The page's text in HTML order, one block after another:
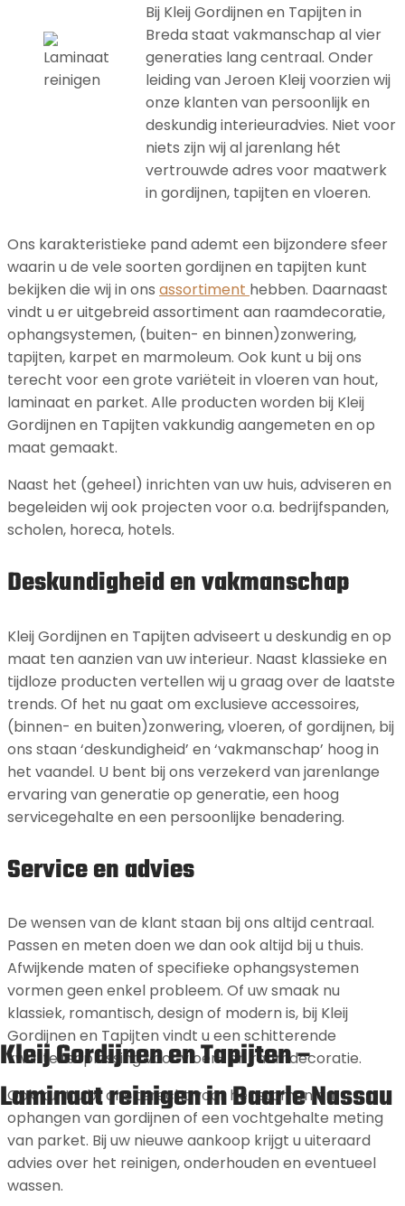
Kleij Gordijnen en Tapijten –
Laminaat reinigen in Baarle Nassau
Bij Kleij Gordijnen en Tapijten in
Breda staat vakmanschap al vier
generaties lang centraal. Onder
leiding van Jeroen Kleij voorzien wij
onze klanten van persoonlijk en
deskundig interieuradvies. Niet voor
niets zijn wij al jarenlang hét
vertrouwde adres voor maatwerk
in gordijnen, tapijten en vloeren.
Ons karakteristieke pand ademt een bijzondere sfeer
waarin u de vele soorten gordijnen en tapijten kunt
bekijken die wij in ons assortiment hebben. Daarnaast
vindt u er uitgebreid assortiment aan raamdecoratie,
ophangsystemen, (buiten- en binnen)zonwering,
tapijten, karpet en marmoleum. Ook kunt u bij ons
terecht voor een grote variëteit in vloeren van hout,
laminaat en parket. Alle producten worden bij Kleij
Gordijnen en Tapijten vakkundig aangemeten en op
maat gemaakt.
Naast het (geheel) inrichten van uw huis, adviseren en
begeleiden wij ook projecten voor o.a. bedrijfspanden,
scholen, horeca, hotels.
Deskundigheid en vakmanschap
Kleij Gordijnen en Tapijten adviseert u deskundig en op
maat ten aanzien van uw interieur. Naast klassieke en
tijdloze producten vertellen wij u graag over de laatste
trends. Of het nu gaat om exclusieve accessoires,
(binnen- en buiten)zonwering, vloeren, of gordijnen, bij
ons staan ‘deskundigheid’ en ‘vakmanschap’ hoog in
het vaandel. U bent bij ons verzekerd van jarenlange
ervaring van generatie op generatie, een hoog
servicegehalte en een persoonlijke benadering.
Service en advies
De wensen van de klant staan bij ons altijd centraal.
Passen en meten doen we dan ook altijd bij u thuis.
Afwijkende maten of specifieke ophangsystemen
vormen geen enkel probleem. Of uw smaak nu
klassiek, romantisch, design of modern is, bij Kleij
Gordijnen en Tapijten vindt u een schitterende
kwaliteitsoplossing voor vloer- en raamdecoratie.
Ook kunt u bij ons terecht voor het stomen en
ophangen van gordijnen of een vochtgehalte meting
van parket. Bij uw nieuwe aankoop krijgt u uiteraard
advies over het reinigen, onderhouden en eventueel
wassen.